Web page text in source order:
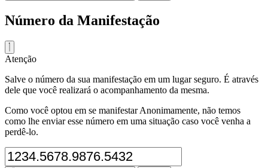
Número da Manifestação
Atenção
Salve o número da sua manifestação em um lugar seguro. É através
dele que você realizará o acompanhamento da mesma.
Como você optou em se manifestar Anonimamente, não temos
como lhe enviar esse número em uma situação caso você venha a
perdê-lo.